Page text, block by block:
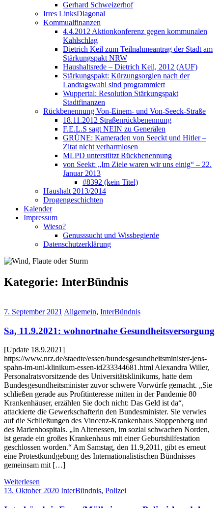
Gerhard Schweizerhof
Irres LinksDiagonal
Kommualfinanzen
4.4.2012 Aktionkonferenz gegen kommunalen
Kahlschlag
Dietrich Keil zum Teilnahmeantrag der Stadt am
Stärkungspakt NRW
Haushaltsrede – Dietrich Keil, 2012 (AUF)
Stärkungspakt: Kürzungsorgien nach der
Landtagswahl sind programmiert
Wuppertal: Resolution Stärkungspakt
Stadtfinanzen
Rückbenennung Von-Einem- und Von-Seeck-Straße
18.11.2012 Straßenrückbenennung
F.E.L.S sagt NEIN zu Generälen
GRÜNE: Kameraden von Seeckt und Hitler –
Zitat nicht verharmlosen
MLPD unterstützt Rückbenennung
von Seekt: „Im Ziele waren wir uns einig“ – 22.
Januar 2013
#8392 (kein Titel)
Haushalt 2013/2014
Drogengeschichten
Kalender
Impressum
Wieso?
Genusssucht und Wissbegierde
Datenschutzerklärung
Kategorie: InterBündnis
7. September 2021 Allgemein, InterBündnis
Sa, 11.9.2021: wohnortnahe Gesundheitsversorgung
[Update 18.9.2021]
https://www.nrz.de/staedte/essen/bundesgesundheitsminister-jens-
spahn-im-uni-klinikum-essen-id233344681.html Alexandra Willer,
Personalratsvorsitzende des Universitätsklinikums, hatte dem
Bundesgesundheitsminister zuvor schwere Vorwürfe gemacht. „Sie
schließen gerade aus Profitinteresse mitten in der Pandemie 80
Krankenhäuser, erzählen Sie doch nicht: Das Geld ist da“,
attackierte die Gewerkschafterin den Bundesminister. Sie verwies
auf die Schließungen des Vincenz-Krankenhaus Stoppenberg und
des Marienhospitals. „In Altenessen, im sozial schwachen Norden,
ist gerade ein großes Krankenhaus mit einer Geburtshilfestation
geschlossen worden.“ Am Samstag, den 11.9,2011, gibt es erneut
eine Protestkundgebung des Internationalistischen Bündnisses
gemeinsam mit […]
Weiterlesen
13. Oktober 2020 InterBündnis, Polizei